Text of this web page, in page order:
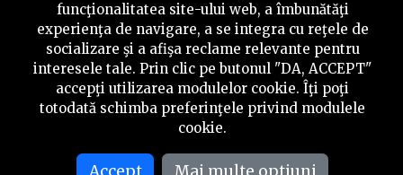
O situație aparte este la pagina 74 din teză, acolo unde
Ciucă preia un paragraf de șapte rânduri din teza lui
Mândru, de la pagina 135, la finalul căruia pune o notă
de subsol explicativă care are nu mai puțin de 17
rânduri de text scris cu corp 10. Conținutul acestei
note este preluat, de asemenea, din teza lui Mândru,
unde textul se întinde pe 21 de rânduri.
funcţionalitatea site-ului web, a îmbunătăţi
experienţa de navigare, a se integra cu reţele de
socializare şi a afişa reclame relevante pentru
interesele tale. Prin clic pe butonul "DA, ACCEPT"
accepţi utilizarea modulelor cookie. Îţi poţi
totodată schimba preferinţele privind modulele
cookie.